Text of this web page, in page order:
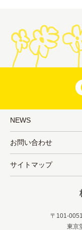
NEWS
お問い合わせ
サイトマップ
〒101-
東京